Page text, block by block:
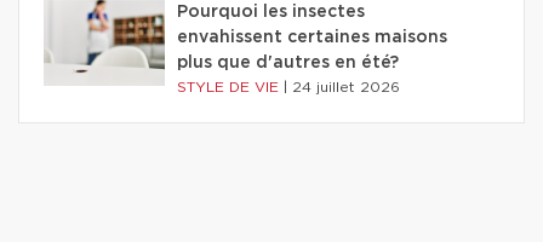
Pourquoi les insectes
envahissent certaines maisons
plus que d'autres en été?
STYLE DE VIE 24 juillet 2026